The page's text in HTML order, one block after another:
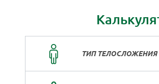
ТИП ТЕЛОСЛОЖЕНИЯ